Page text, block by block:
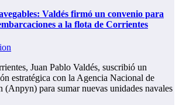
Valdés firmó un convenio para
a la flota de Corrientes
Juan Pablo Valdés, suscribió un
estratégica con la Agencia Nacional de
(Anpyn) para sumar nuevas unidades navales